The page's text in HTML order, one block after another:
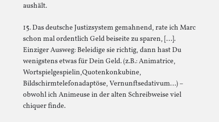
aushält.
15. Das deutsche Justizsystem gemahnend, rate ich Marc
schon mal ordentlich Geld beiseite zu sparen, […].
Einziger Ausweg: Beleidige sie richtig, dann hast Du
wenigstens etwas für Dein Geld. (z.B.: Animatrice,
Wortspielgespielin,Quotenkonkubine,
Bildschirmtelefonadaptöse, Vernunftsedativum…) –
obwohl ich Animeuse in der alten Schreibweise viel
chiquer finde.